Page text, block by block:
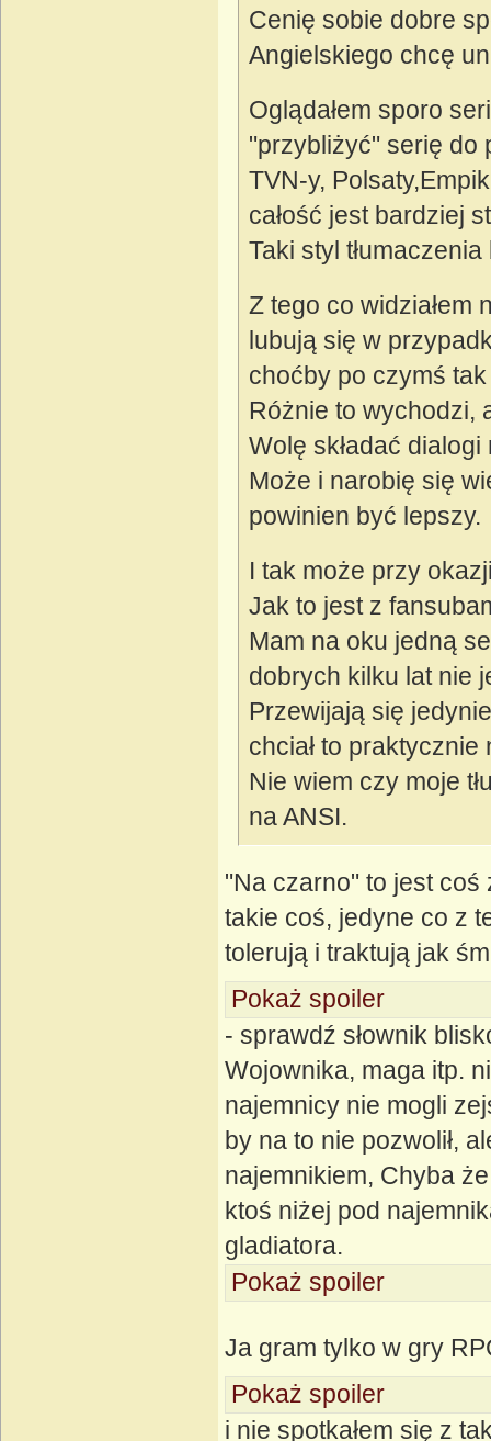
Cenię sobie dobre
Angielskiego chcę
Oglądałem sporo
"przybliżyć" serię do
TVN-y,
całość jest bardziej
Taki styl
Z tego co widziałem
lubują się w
choćby po czymś
Różnie to wychodzi,
Wolę składać
Może i narobię się
powinien być lepszy.
I tak może przy
Jak to jest z
Mam na oku jedną
dobrych kilku lat nie
Przewijają się
chciał to praktycznie
Nie wiem czy moje
na ANSI.
"Na czarno" to jest coś
takie coś, jedyne co z
tolerują i traktują jak
Pokaż spoiler
- sprawdź słownik
Wojownika, maga itp.
najemnicy nie mogli
by na to nie pozwolił,
najemnikiem, Chyba
ktoś niżej pod
gladiatora.
Pokaż spoiler
Ja gram tylko w gry
Pokaż spoiler
i nie spotkałem się z